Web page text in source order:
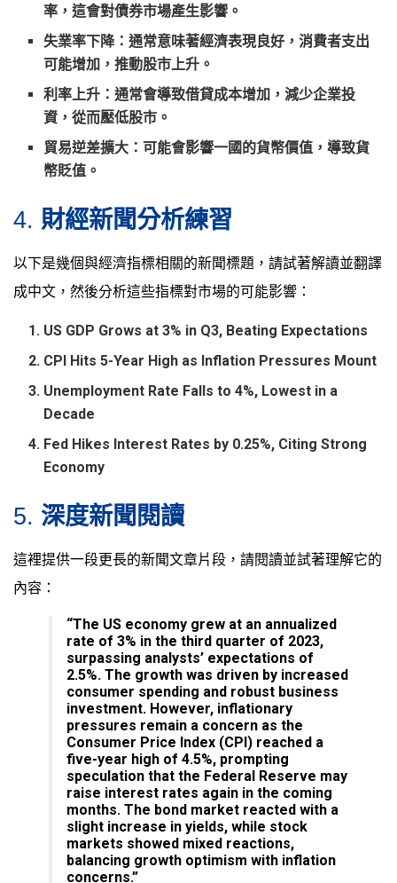
率，這會對債券市場產生影響。
失業率下降：通常意味著經濟表現良好，消費者支出
可能增加，推動股市上升。
利率上升 ：通常會導致借貸成本增加，減少企業投
資，從而壓低股市。
貿易逆差擴大 ：可能會影響一國的貨幣價值，導致貨
幣貶值。
4. 財經新聞分析練習
以下是幾個與經濟指標相關的新聞標題，請試著解讀並翻譯
成中文，然後分析這些指標對市場的可能影響：
US GDP Grows at 3% in Q3, Beating Expectations
CPI Hits 5-Year High as Inflation Pressures Mount
Unemployment Rate Falls to 4%, Lowest in a
Decade
Fed Hikes Interest Rates by 0.25%, Citing Strong
Economy
5. 深度新聞閱讀
這裡提供一段更長的新聞文章片段，請閱讀並試著理解它的
內容：
“The US economy grew at an annualized
rate of 3% in the third quarter of 2023,
surpassing analysts’ expectations of
2.5%. The growth was driven by increased
consumer spending and robust business
investment. However, inflationary
pressures remain a concern as the
Consumer Price Index (CPI) reached a
five-year high of 4.5%, prompting
speculation that the Federal Reserve may
raise interest rates again in the coming
months. The bond market reacted with a
slight increase in yields, while stock
markets showed mixed reactions,
balancing growth optimism with inflation
concerns.”